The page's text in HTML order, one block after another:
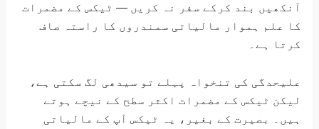
آنکھیں بند کرکے سفر نہ کریں — ٹیکس کے مضمرات
کا علم ہموار مالیاتی سمندروں کا راستہ صاف
کرتا ہے۔
علیحدگی کی تنخواہ پہلے تو سیدھی لگ سکتی ہے،
لیکن ٹیکس کے مضمرات اکثر سطح کے نیچے ہوتے
ہیں۔ بصیرت کے بغیر، یہ ٹیکس آپ کے مالیاتی